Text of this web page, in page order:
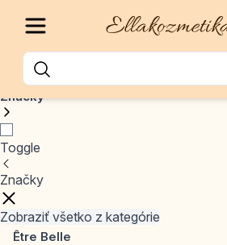
Značky
Toggle
Značky
Zobraziť všetko z kategórie
Être Belle